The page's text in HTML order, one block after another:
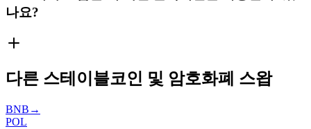
나요?
다른 스테이블코인 및 암호화폐 스왑
BNB →
POL